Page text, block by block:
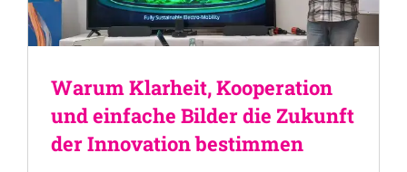
Warum Klarheit, Kooperation
und einfache Bilder die Zukunft
der Innovation bestimmen